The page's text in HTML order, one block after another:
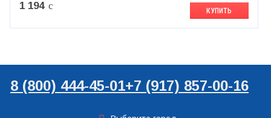
1 194 c КУПИТЬ
8 (800) 444-45-01+7 (917) 857-00-16